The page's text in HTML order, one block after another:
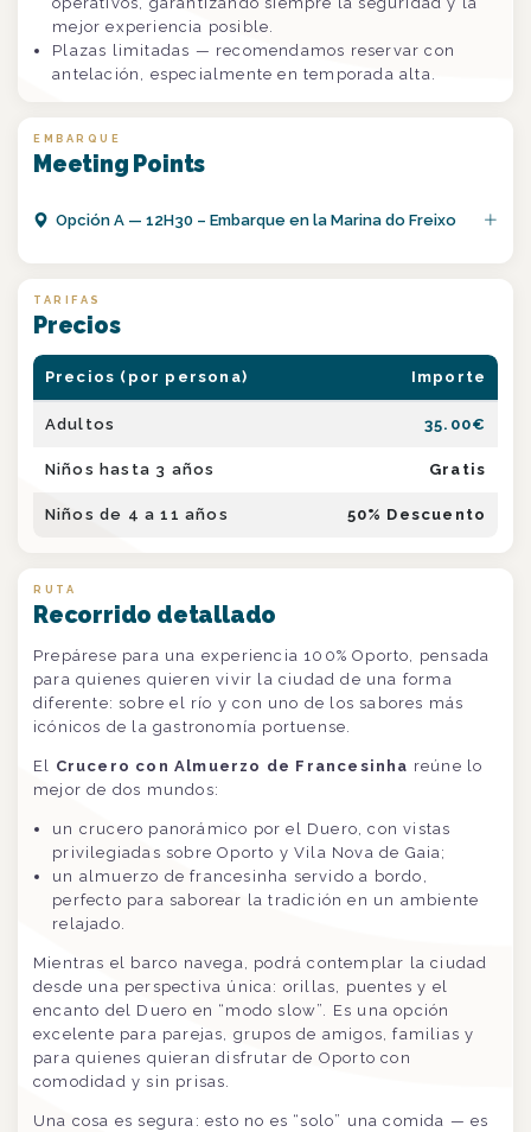
mejor experiencia posible.
Plazas limitadas — recomendamos reservar con
antelación, especialmente en temporada alta.
EMBARQUE
Meeting Points
OpciónA —12H30 – Embarque en la Marina do Freixo
TARIFAS
Precios
Precios (por persona) Importe
Adultos 35.00€
Niños hasta 3 años Gratis
Niños de 4 a 11 años 50% Descuento
RUTA
Recorrido detallado
Prepárese para una experiencia 100% Oporto, pensada
para quienes quieren vivir la ciudad de una forma
diferente: sobre el río y con uno de los sabores más
icónicos de la gastronomía portuense.
El Crucero con Almuerzo de Francesinha reúne lo
mejor de dos mundos:
un crucero panorámico por el Duero, con vistas
privilegiadas sobre Oporto y Vila Nova de Gaia;
un almuerzo de francesinha servido a bordo,
perfecto para saborear la tradición en un ambiente
relajado.
Mientras el barco navega, podrá contemplar la ciudad
desde una perspectiva única: orillas, puentes y el
encanto del Duero en “modo slow”. Es una opción
excelente para parejas, grupos de amigos, familias y
para quienes quieran disfrutar de Oporto con
comodidad y sin prisas.
Una cosa es segura: esto no es “solo” una comida — es